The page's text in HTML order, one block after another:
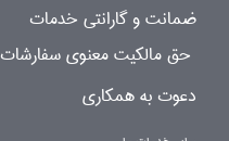
ضمانت و گارانتی خدمات
حق مالکیت معنوی سفارشات
دعوت به همکاری